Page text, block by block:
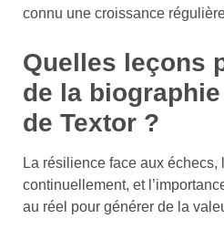
connu une croissance
Quelles leçons
de la
de Textor ?
La résilience face aux échecs,
continuellement, et
au réel pour générer de la